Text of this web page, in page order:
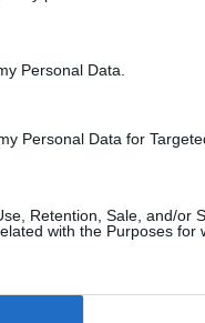
Personal Data.
Personal Data for
Retention, Sale, and/or
with the Purposes for
pontot szerezhetnek a